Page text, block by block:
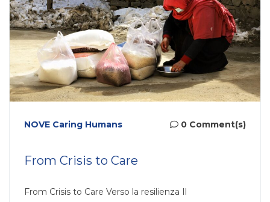
NOVE Caring Humans 0 Comment(s)
From Crisis to Care
From Crisis to Care Verso la resilienza Il